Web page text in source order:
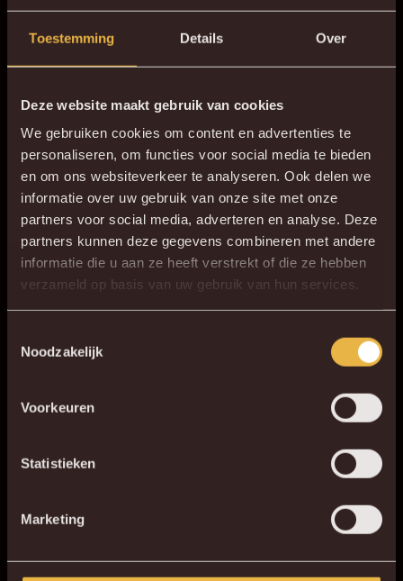
Toestemming Details Over
Deze website maakt gebruik van cookies
We gebruiken cookies om content en advertenties te
personaliseren, om functies voor social media te bieden
en om ons websiteverkeer te analyseren. Ook delen we
informatie over uw gebruik van onze site met onze
partners voor social media, adverteren en analyse. Deze
partners kunnen deze gegevens combineren met andere
informatie die u aan ze heeft verstrekt of die ze hebben
verzameld op basis van uw gebruik van hun services.
Noodzakelijk
Voorkeuren
Statistieken
Marketing
1986 – 1989
De hoogdagen van het voetbal van Geel-Rood. Door een 1-0
overwinning tegen RFC Liègeois werd KV Mechelen in 1987
jaar de Gouden schoen.
Het hoogtepunt van de clubgeschiedenis is het jaar 1988, want
toen won KV Mechelen de Europacup II door een 1-0
overwinning op titelverdediger Ajax in Straatsburg dankzij een
legendarisch doelpunt van Piet den Boer. Een paar maanden
later won KV ook de Europese Supercup in twee wedstrijden
tegen PSV.